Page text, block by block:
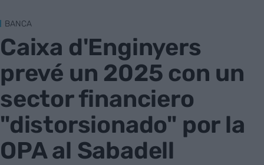
BANCA
Caixa d'Enginyers
prevé un 2025 con un
sector financiero
"distorsionado" por la
OPA al Sabadell